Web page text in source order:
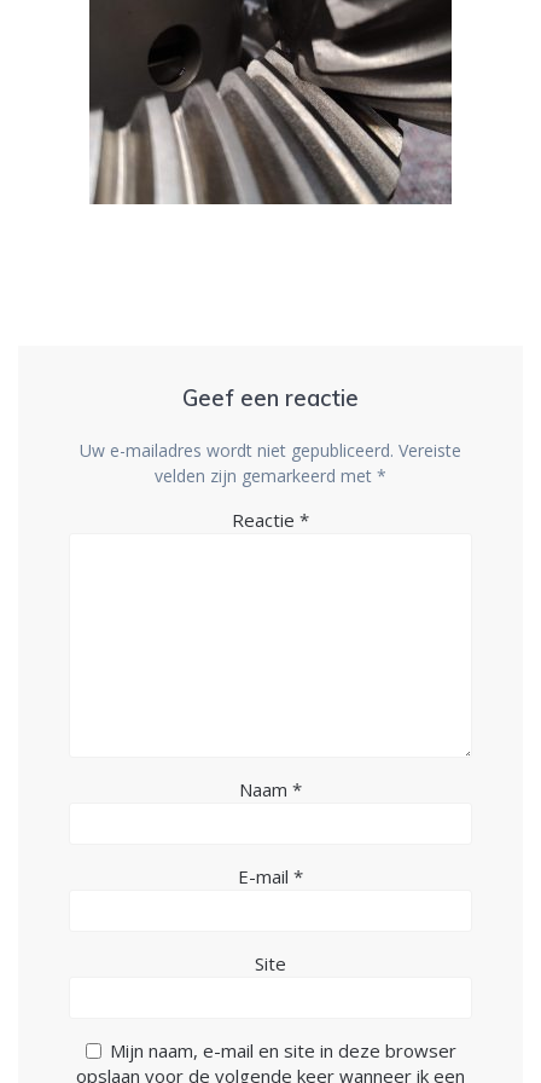
Geef een reactie
Uw e-mailadres wordt niet gepubliceerd. Vereiste
velden zijn gemarkeerd met *
Reactie *
Naam *
E-mail *
Site
Mijn naam, e-mail en site in deze browser
opslaan voor de volgende keer wanneer ik een